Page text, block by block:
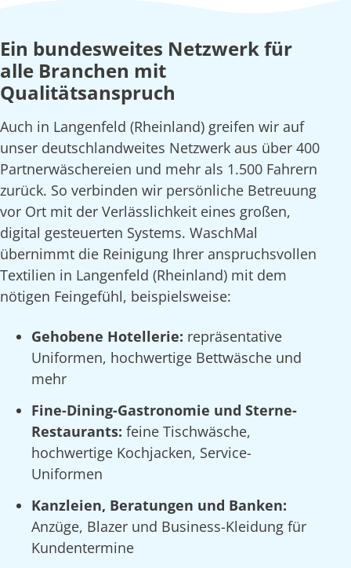
Ein bundesweites Netzwerk für
alle Branchen mit
Qualitätsanspruch
Auch in Langenfeld (Rheinland) greifen wir auf
unser deutschlandweites Netzwerk aus über 400
Partnerwäschereien und mehr als 1.500 Fahrern
zurück. So verbinden wir persönliche Betreuung
vor Ort mit der Verlässlichkeit eines großen,
digital gesteuerten Systems. WaschMal
übernimmt die Reinigung Ihrer anspruchsvollen
Textilien in Langenfeld (Rheinland) mit dem
nötigen Feingefühl, beispielsweise:
Gehobene Hotellerie: repräsentative
Uniformen, hochwertige Bettwäsche und
mehr
Fine-Dining-Gastronomie und Sterne-
Restaurants: feine Tischwäsche,
hochwertige Kochjacken, Service-
Uniformen
Kanzleien, Beratungen und Banken:
Anzüge, Blazer und Business-Kleidung für
Kundentermine